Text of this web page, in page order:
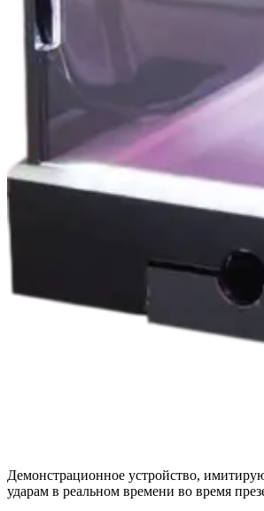
Демонстрационное устройство,
ударам в реальном времени во время